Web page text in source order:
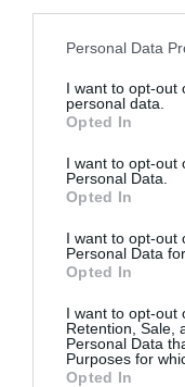
Please note that this
not limited to your
grant or deny
use your data for
consent section.
Personal Data
I want to opt-out
personal data.
Opted In
I want to opt-out
Personal Data.
Opted In
I want to opt-out
Personal Data
Opted In
I want to opt-out
Retention, Sale,
Personal Data
Purposes for
Opted In
η γνωστή
Γκερεντέ, μετά
podcast, όπου
στον λαιμό της
10:58 | 05